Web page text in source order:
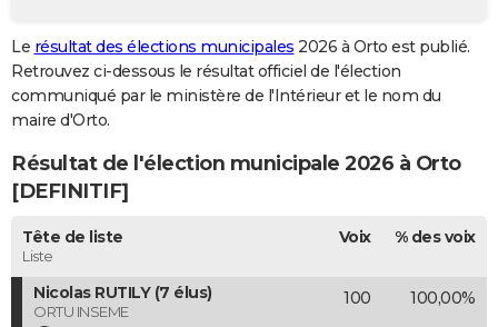
GUIDES D'ACHAT
BONS PLANS
CARTE DE VOEUX
Carte de Noël
Carte Bonne année
Carte Saint-Valentin
Carte Pâques
Carte d'anniversaire
DICTIONNAIRE
Dictionnaire
Biographies
Citations
Expressions
Proverbes
PROGRAMME TV
COPAINS D'AVANT
Le résultat des élections municipales 2026 à Orto est publié.
Retrouvez ci-dessous le résultat officiel de l'élection
communiqué par le ministère de l'Intérieur et le nom du
maire d'Orto.
Résultat de l'élection municipale 2026 à Orto
[DEFINITIF]
Tête de liste
Liste
Voix % des voix
Nicolas RUTILY (7 élus)
ORTU INSEME
100 100,00%